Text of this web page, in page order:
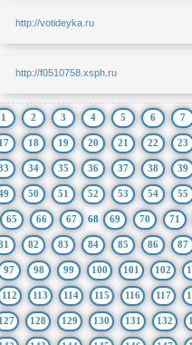
http://votideyka.ru
http://f0510758.xsph.ru
1 2 3 4 5 6 7
17 18 19 20 21 22 23
34 35 36 37 38 39
50 51 52 53 54 55
65 66 67 68 69 70 71
82 83 84 85 86 87
97 98 99 100 101 102
112 113 114 115 116 117
128 129 130 131 132